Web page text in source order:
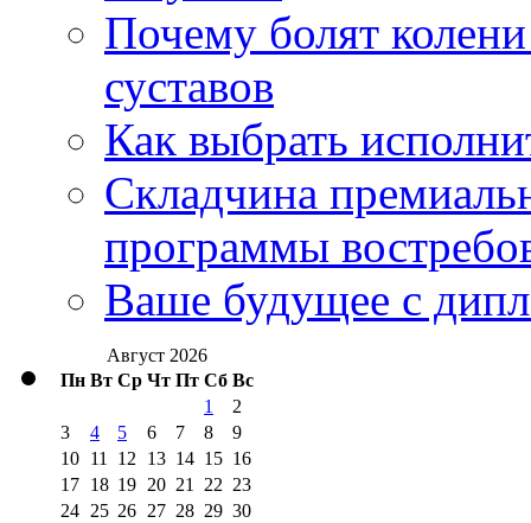
Почему болят
суставов
Как выбрать
Складчина
программы
Ваше будущее с
Август 2026
Пн Вт Ср Чт Пт Сб Вс
1
2
3
4 5 6 7 8
9
10 11 12 13 14 15 16
17 18 19 20 21 22 23
24 25 26 27 28 29 30